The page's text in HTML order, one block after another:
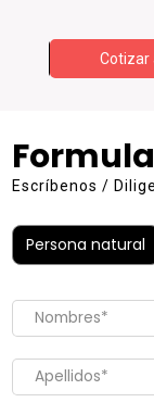
Cotizar
Escríbenos /
Persona natural